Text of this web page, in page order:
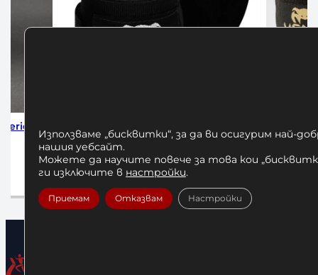
Black/Gold
12,00€/ 23,47 лв.
Използваме „бисквитки“, за да ви осигурим най-
нашия уебсайт.
Можете да научите повече за това кои
ги изключите в настройки.
Приемам Отказвам Настройки